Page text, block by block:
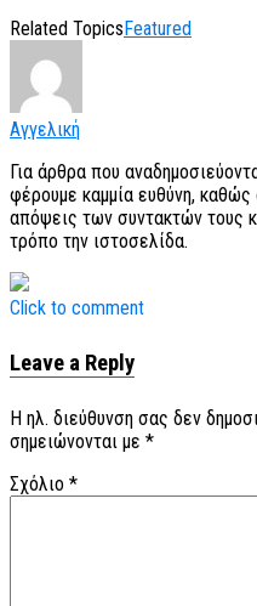
Related Topics Featured
Αγγελική
Για άρθρα που
φέρουμε καμμία ευθύνη, καθώς
απόψεις των συντακτών τους
τρόπο την ιστοσελίδα.
Click to comment
Leave a Reply
Η ηλ. διεύθυνση σας δεν
σημειώνονται με *
Σχόλιο *